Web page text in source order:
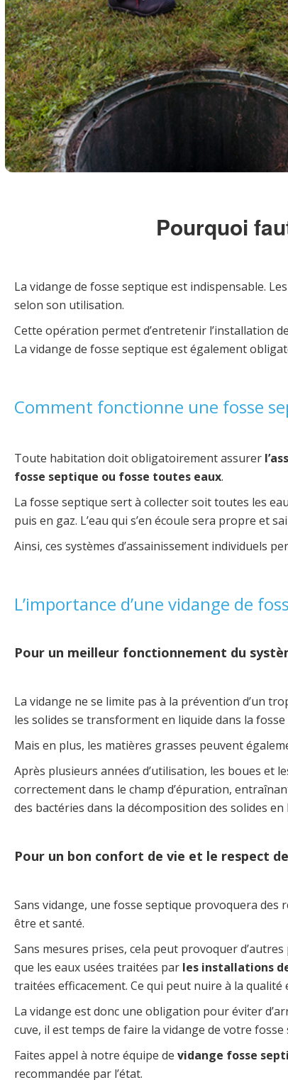
Pourquoi
La vidange de fosse septique est indispensable.
selon son utilisation.
Cette opération permet d’entretenir l’installation
La vidange de fosse septique est également
Comment fonctionne une fosse
Toute habitation doit obligatoirement assurer
fosse septique ou fosse toutes eaux.
La fosse septique sert à collecter soit toutes les
puis en gaz. L’eau qui s’en écoule sera propre et
Ainsi, ces systèmes d’assainissement individuels
L’importance d’une vidange de
Pour un meilleur fonctionnement du
La vidange ne se limite pas à la prévention d’un
les solides se transforment en liquide dans la
Mais en plus, les matières grasses peuvent
Après plusieurs années d’utilisation, les boues et
correctement dans le champ d’épuration,
des bactéries dans la décomposition des solides
Pour un bon confort de vie et le respect
Sans vidange, une fosse septique provoquera
être et santé.
Sans mesures prises, cela peut provoquer
que les eaux usées traitées par les installations
traitées efficacement. Ce qui peut nuire à la
La vidange est donc une obligation pour éviter
cuve, il est temps de faire la vidange de votre fosse
Faites appel à notre équipe de vidange fosse
recommandée par l’état.